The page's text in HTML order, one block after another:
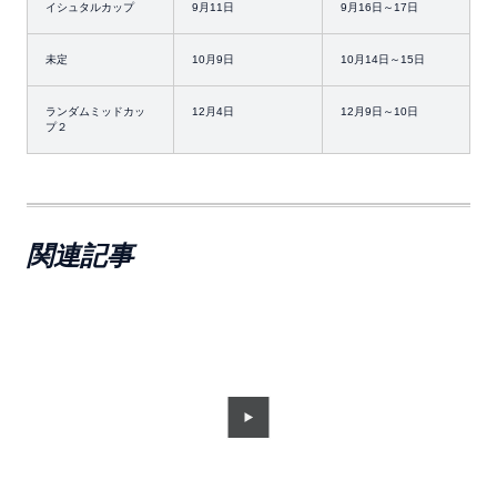
イシュタルカップ 9月11日 9月16日～17日
未定 10月9日 10月14日～15日
ランダムミッドカッ
プ２
12月4日 12月9日～10日
関連記事